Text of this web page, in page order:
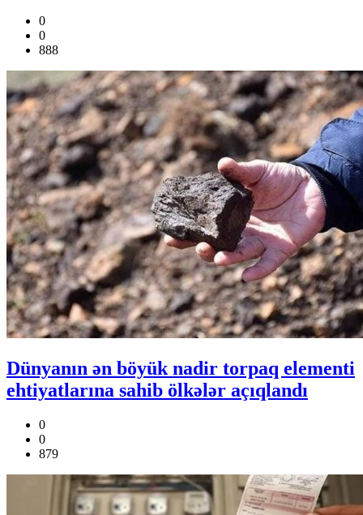
0
0
888
Dünyanın ən böyük nadir torpaq elementi
ehtiyatlarına sahib ölkələr açıqlandı
0
0
879